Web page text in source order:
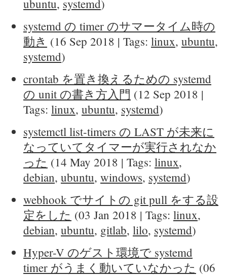
ubuntu, systemd)
systemd の timer のサマータイム時の
動き (16 Sep 2018 | Tags: linux, ubuntu,
systemd)
crontab を置き換えるための systemd
の unit の書き方入門 (12 Sep 2018 |
Tags: linux, ubuntu, systemd)
systemctl list-timers の LAST が未来に
なっていてタイマーが実行されなか
った (14 May 2018 | Tags: linux,
debian, ubuntu, windows, systemd)
webhook でサイトの git pull をする設
定をした (03 Jan 2018 | Tags: linux,
debian, ubuntu, gitlab, lilo, systemd)
Hyper-V のゲスト環境で systemd
timer がうまく動いていなかった (06